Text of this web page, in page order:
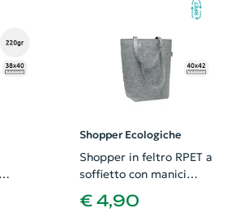
Shopper Ecologiche
Shopper in feltro RPET a
soffietto con manici
lunghi 40x15x42cm
€ 4,90